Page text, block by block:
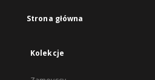
Strona główna
Kolekcje